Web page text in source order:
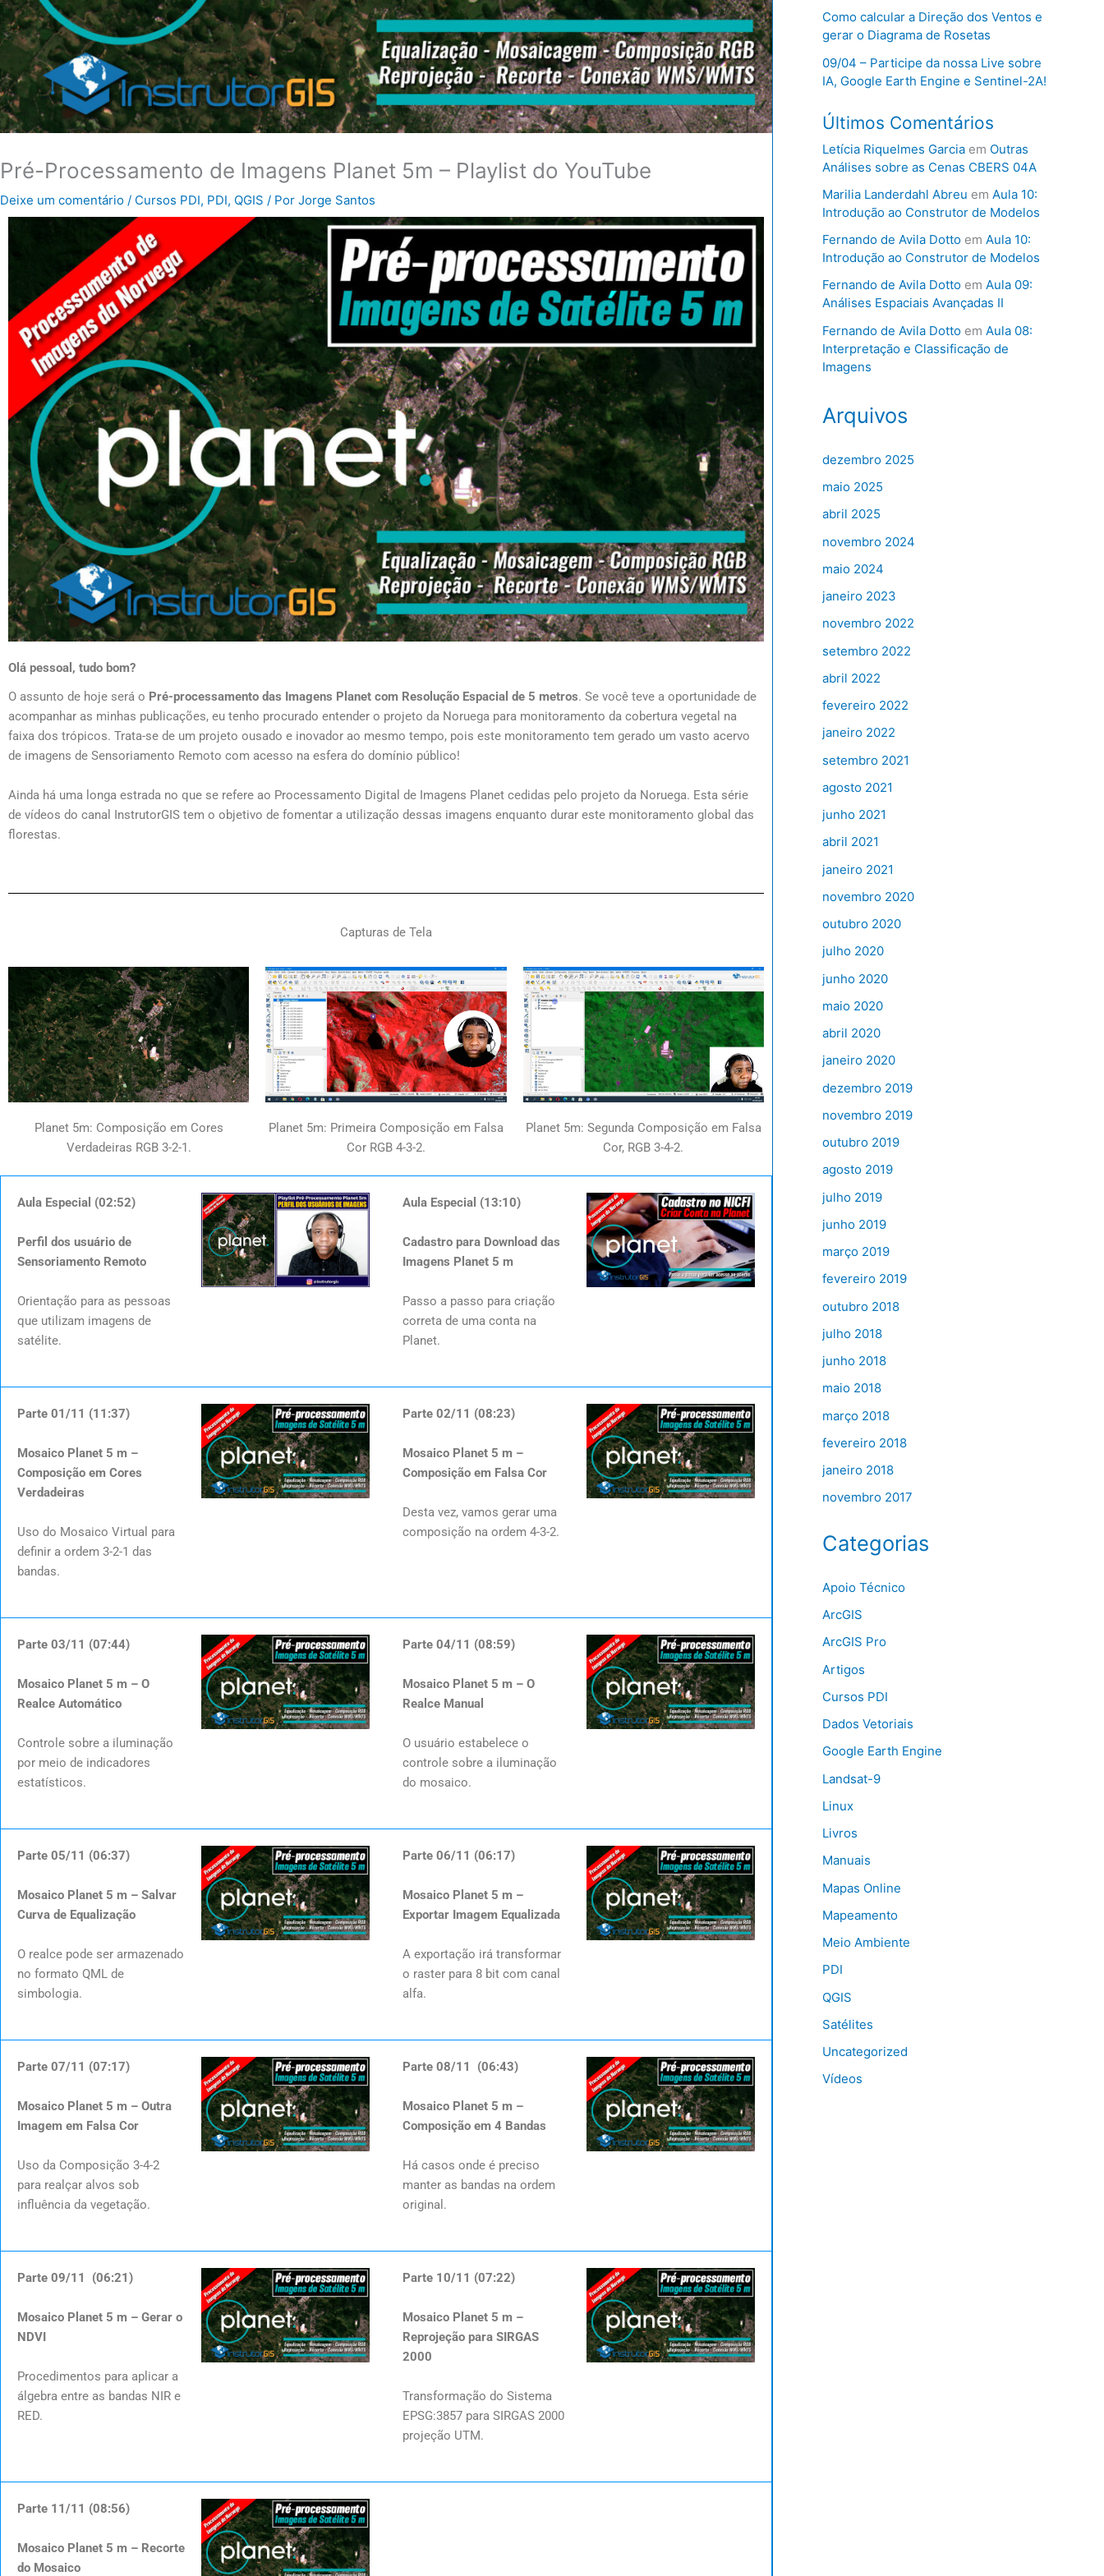
Pré-Processamento de Imagens Planet 5m – Playlist do YouTube
Deixe um comentário / Cursos PDI, PDI, QGIS / Por Jorge Santos
Olá pessoal, tudo bom?
O assunto de hoje será o Pré-processamento das Imagens Planet com Resolução Espacial de 5 metros. Se você teve a oportunidade de
acompanhar as minhas publicações, eu tenho procurado entender o projeto da Noruega para monitoramento da cobertura vegetal na
faixa dos trópicos. Trata-se de um projeto ousado e inovador ao mesmo tempo, pois este monitoramento tem gerado um vasto acervo
de imagens de Sensoriamento Remoto com acesso na esfera do domínio público!
Ainda há uma longa estrada no que se refere ao Processamento Digital de Imagens Planet cedidas pelo projeto da Noruega. Esta série
de vídeos do canal InstrutorGIS tem o objetivo de fomentar a utilização dessas imagens enquanto durar este monitoramento global das
florestas.
Capturas de Tela
Planet 5m: Composição em Cores
Verdadeiras RGB 3-2-1.
Planet 5m: Primeira Composição em Falsa
Cor RGB 4-3-2.
Planet 5m: Segunda Composição em Falsa
Cor, RGB 3-4-2.
Aula Especial (02:52)
Perfil dos usuário de
Sensoriamento Remoto
Orientação para as pessoas
que utilizam imagens de
satélite.
Aula Especial (13:10)
Cadastro para Download das
Imagens Planet 5 m
Passo a passo para criação
correta de uma conta na
Planet.
Parte 01/11 (11:37)
Mosaico Planet 5 m –
Composição em Cores
Verdadeiras
Uso do Mosaico Virtual para
definir a ordem 3-2-1 das
bandas.
Parte 02/11 (08:23)
Mosaico Planet 5 m –
Composição em Falsa Cor
Desta vez, vamos gerar uma
composição na ordem 4-3-2.
Parte 03/11 (07:44)
Mosaico Planet 5 m – O
Realce Automático
Controle sobre a iluminação
por meio de indicadores
estatísticos.
Parte 04/11 (08:59)
Mosaico Planet 5 m – O
Realce Manual
O usuário estabelece o
controle sobre a iluminação
do mosaico.
Parte 05/11 (06:37)
Mosaico Planet 5 m – Salvar
Curva de Equalização
O realce pode ser armazenado
no formato QML de
simbologia.
Parte 06/11 (06:17)
Mosaico Planet 5 m –
Exportar Imagem Equalizada
A exportação irá transformar
o raster para 8 bit com canal
alfa.
Parte 07/11 (07:17)
Mosaico Planet 5 m – Outra
Imagem em Falsa Cor
Uso da Composição 3-4-2
para realçar alvos sob
influência da vegetação.
Parte 08/11 (06:43)
Mosaico Planet 5 m –
Composição em 4 Bandas
Há casos onde é preciso
manter as bandas na ordem
original.
Parte 09/11 (06:21)
Mosaico Planet 5 m – Gerar o
NDVI
Procedimentos para aplicar a
álgebra entre as bandas NIR e
RED.
Parte 10/11 (07:22)
Mosaico Planet 5 m –
Reprojeção para SIRGAS
2000
Transformação do Sistema
EPSG:3857 para SIRGAS 2000
projeção UTM.
Parte 11/11 (08:56)
Mosaico Planet 5 m – Recorte
do Mosaico
Como calcular a Direção dos Ventos e
gerar o Diagrama de Rosetas
09/04 – Participe da nossa Live sobre
IA, Google Earth Engine e Sentinel-2A!
Últimos Comentários
Letícia Riquelmes Garciaem Outras
Análises sobre as Cenas CBERS 04A
Marilia Landerdahl Abreu em Aula 10:
Introdução ao Construtor de Modelos
Fernando de Avila Dottoem Aula 10:
Introdução ao Construtor de Modelos
Fernando de Avila Dottoem Aula 09:
Análises Espaciais Avançadas II
Fernando de Avila Dottoem Aula 08:
Interpretação e Classificação de
Imagens
Arquivos
dezembro 2025
maio 2025
abril 2025
novembro 2024
maio 2024
janeiro 2023
novembro 2022
setembro 2022
abril 2022
fevereiro 2022
janeiro 2022
setembro 2021
agosto 2021
junho 2021
abril 2021
janeiro 2021
novembro 2020
outubro 2020
julho 2020
junho 2020
maio 2020
abril 2020
janeiro 2020
dezembro 2019
novembro 2019
outubro 2019
agosto 2019
julho 2019
junho 2019
março 2019
fevereiro 2019
outubro 2018
julho 2018
junho 2018
maio 2018
março 2018
fevereiro 2018
janeiro 2018
novembro 2017
Categorias
Apoio Técnico
ArcGIS
ArcGIS Pro
Artigos
Cursos PDI
Dados Vetoriais
Google Earth Engine
Landsat-9
Linux
Livros
Manuais
Mapas Online
Mapeamento
Meio Ambiente
PDI
QGIS
Satélites
Uncategorized
Vídeos